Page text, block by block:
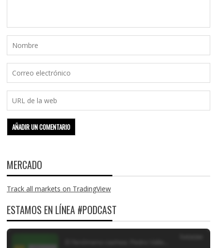
MERCADO
Track all markets on TradingView
ESTAMOS EN LÍNEA #PODCAST